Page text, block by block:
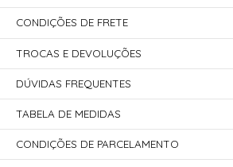
CONDIÇÕES DE FRETE
TROCAS E DEVOLUÇÕES
DÚVIDAS FREQUENTES
TABELA DE MEDIDAS
CONDIÇÕES DE PARCELAMENTO